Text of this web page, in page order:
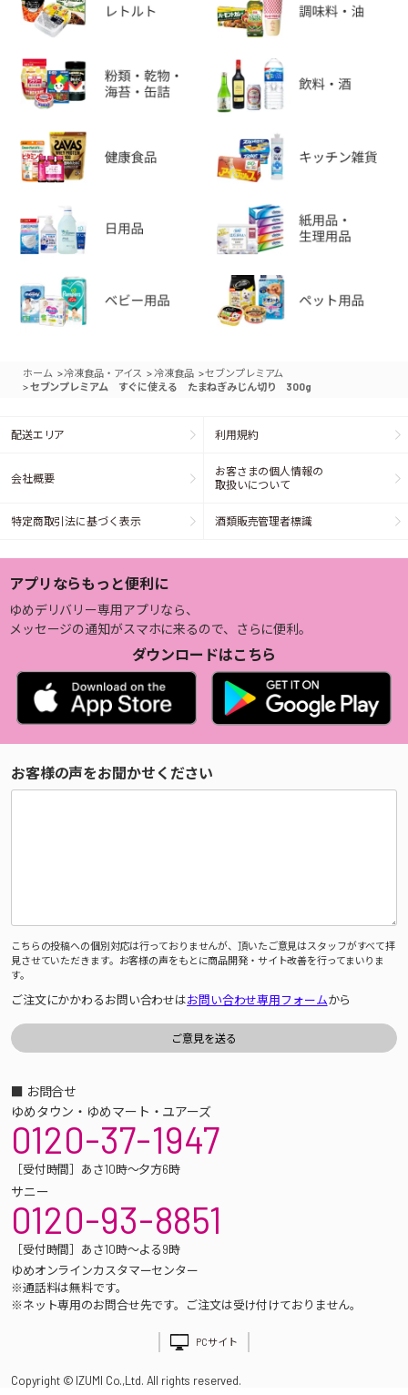
ホーム >冷凍食品・アイス > 冷凍食品 >セブンプレミアム
>セブンプレミアム すぐに使える たまねぎみじん切り 300g
配送エリア 利用規約
会社概要
お客さまの個人情報の
取扱いについて
特定商取引法に基づく表示 酒類販売管理者標識
アプリならもっと便利に
ゆめデリバリー専用アプリなら、
メッセージの通知がスマホに来るので、さらに便利。
ダウンロードはこちら
お客様の声をお聞かせください
こちらの投稿への個別対応は行っておりませんが、頂いたご意見はスタッフがすべて拝
見させていただきます。お客様の声をもとに商品開発・サイト改善を行ってまいりま
す。
ご注文にかかわるお問い合わせはお問い合わせ専用フォームから
■ お問合せ
ゆめタウン・ゆめマート・ユアーズ
0120-37-1947
［受付時間］あさ10時～夕方6時
サニー
0120-93-8851
［受付時間］あさ10時～よる9時
ゆめオンラインカスタマーセンター
※通話料は無料です。
※ネット専用のお問合せ先です。ご注文は受け付けておりません。
PCサイト
Copyright © IZUMI Co.,Ltd. All rights reserved.